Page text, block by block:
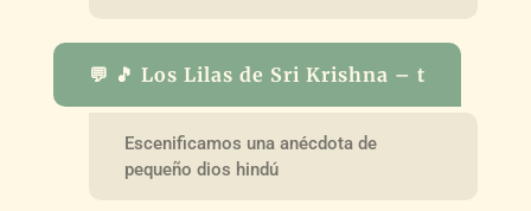
💬 🎵 Los Lilas de Sri Krishna – t
Escenificamos una anécdota de
pequeño dios hindú